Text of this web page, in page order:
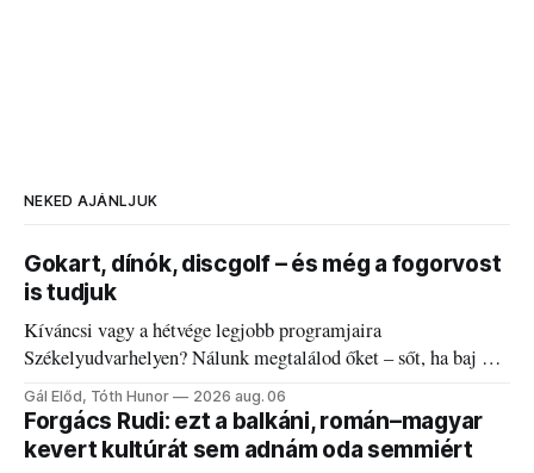
NEKED AJÁNLJUK
Gokart, dínók, discgolf – és még a fogorvost
is tudjuk
Kíváncsi vagy a hétvége legjobb programjaira
Székelyudvarhelyen? Nálunk megtalálod őket – sőt, ha baj van
a fogaddal, a fogorvosi ügyeletet is!
Gál Előd, Tóth Hunor 2026 aug. 06
Forgács Rudi: ezt a balkáni, román–magyar
kevert kultúrát sem adnám oda semmiért